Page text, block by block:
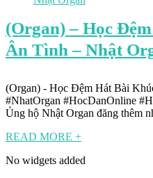
(Organ) – Học
Ân Tình – Nhật
(Organ) - Học Đệm Hát Bài
#NhatOrgan #HocDanOnline
Ủng hộ Nhật Organ đăng thêm
READ MORE +
No widgets added